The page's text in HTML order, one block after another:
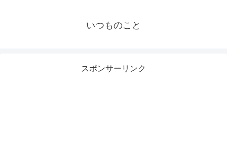
いつものこと
スポンサーリンク